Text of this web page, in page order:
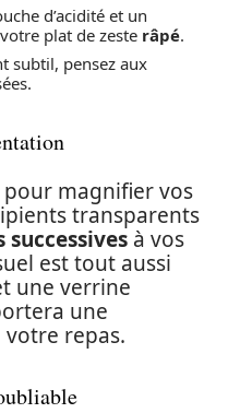
d’acidité et un
plat de zeste râpé.
subtil, pensez aux
pour magnifier vos
transparents
successives à vos
est tout aussi
une verrine
une
votre repas.